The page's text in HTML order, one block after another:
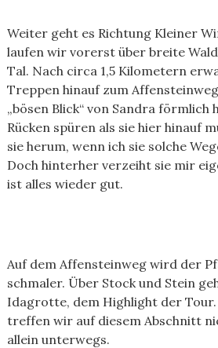
Weiter geht es Richtung Kleiner
laufen wir vorerst über breite
Tal. Nach circa 1,5 Kilometern
Treppen hinauf zum
„bösen Blick“ von Sandra förmlich
Rücken spüren als sie hier hinauf
sie herum, wenn ich sie solche
Doch hinterher verzeiht sie mir
ist alles wieder gut.
Auf dem Affensteinweg wird der
schmaler. Über Stock und Stein
Idagrotte, dem Highlight der
treffen wir auf diesem Abschnitt
allein unterwegs.